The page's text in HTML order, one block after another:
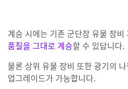
계승 시에는 기존 군단장 유물 장비
품질을 그대로 계승할 수 있답니다.
물론 상위 유물 장비 또한 광기의
업그레이드가 가능합니다.